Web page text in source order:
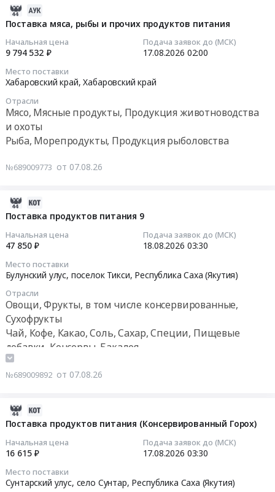
Поставка мяса, рыбы и прочих продуктов питания
Начальная цена
9 794 532 ₽
Подача заявок до (МСК)
17.08.2026 02:00
Место поставки
Хабаровский край,Хабаровский край
Отрасли
Мясо, Мясные продукты, Продукция животноводства
и охоты
Рыба, Морепродукты, Продукция рыболовства
№689009773 от 07.08.26
Поставка продуктов питания 9
Начальная цена
47 850 ₽
Подача заявок до (МСК)
18.08.2026 03:30
Место поставки
Булунский улус, поселок Тикси, Республика Саха (Якутия)
Отрасли
Овощи, Фрукты, в том числе консервированные,
Сухофрукты
Чай, Кофе, Какао, Соль, Сахар, Специи, Пищевые
добавки, Консервы, Бакалея
№689009892 от 07.08.26
Поставка продуктов питания (Консервированный Горох)
Начальная цена
16 615 ₽
Подача заявок до (МСК)
17.08.2026 03:30
Место поставки
Сунтарский улус, село Сунтар, Республика Саха (Якутия)